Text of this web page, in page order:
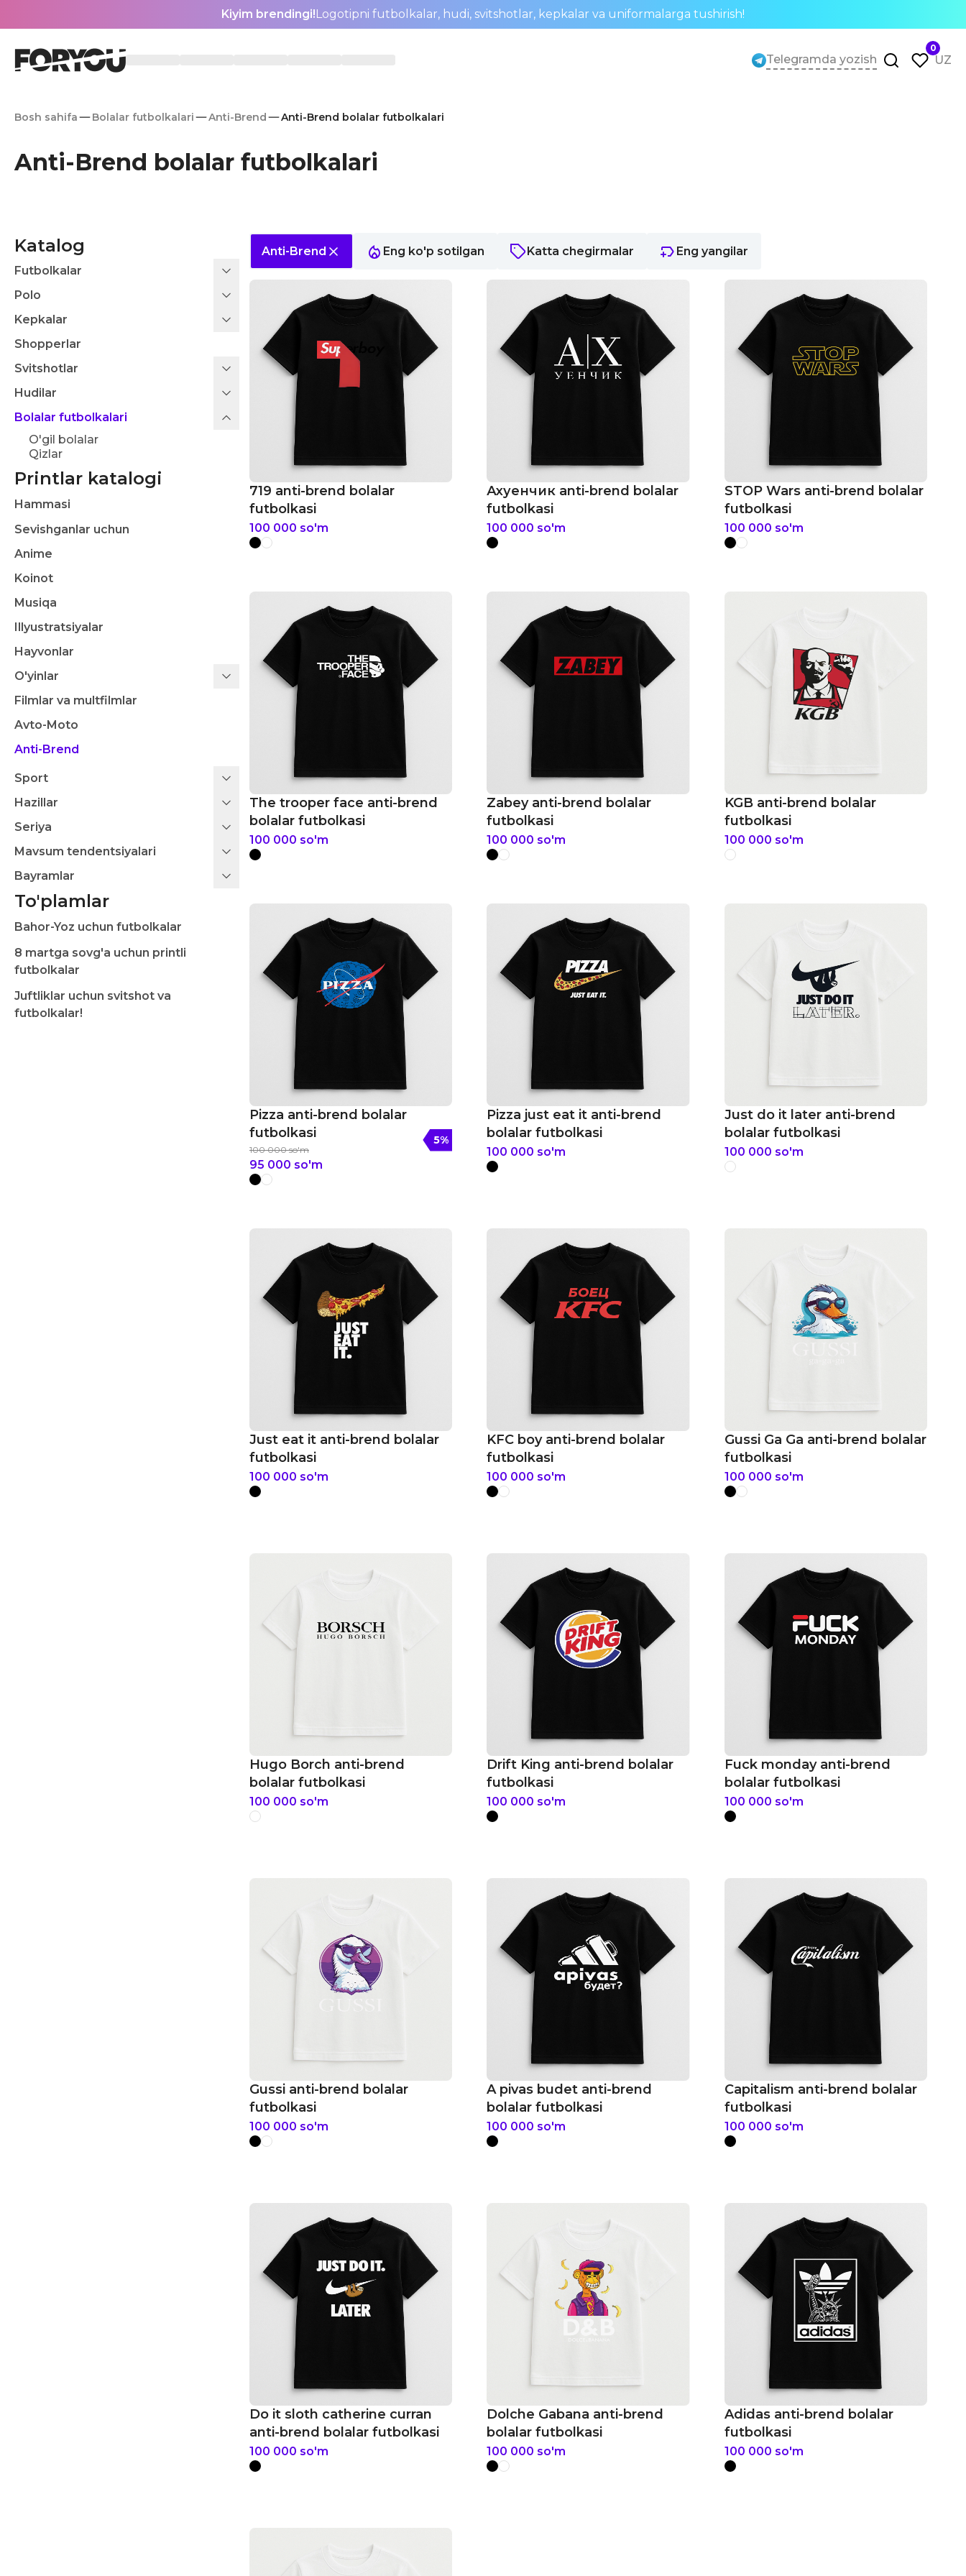
Kiyim brendingi!Logotipni futbolkalar, hudi, svitshotlar, kepkalar va uniformalarga tushirish!
Telegramda yozish
0
UZ
Bosh sahifa Bolalar futbolkalari Anti-Brend Anti-Brend bolalar futbolkalari
Anti-Brend bolalar futbolkalari
Katalog
Futbolkalar
Polo
Kepkalar
Shopperlar
Svitshotlar
Hudilar
Bolalar futbolkalari
O'gil bolalar
Qizlar
Printlar katalogi
Hammasi
Sevishganlar uchun
Anime
Koinot
Musiqa
Illyustratsiyalar
Hayvonlar
O'yinlar
Filmlar va multfilmlar
Avto-Moto
Anti-Brend
Sport
Hazillar
Seriya
Mavsum tendentsiyalari
Bayramlar
To'plamlar
Bahor-Yoz uchun futbolkalar
8 martga sovg'a uchun printli
futbolkalar
Juftliklar uchun svitshot va
futbolkalar!
Anti-Brend Eng ko'p sotilgan Katta chegirmalar Eng yangilar
719 anti-brend bolalar
futbolkasi
100 000 so'm
Ахуенчик anti-brend bolalar
futbolkasi
100 000 so'm
STOP Wars anti-brend bolalar
futbolkasi
100 000 so'm
The trooper face anti-brend
bolalar futbolkasi
100 000 so'm
Zabey anti-brend bolalar
futbolkasi
100 000 so'm
KGB anti-brend bolalar
futbolkasi
100 000 so'm
Pizza anti-brend bolalar
futbolkasi
100 000 so'm
95 000 so'm
5%
Pizza just eat it anti-brend
bolalar futbolkasi
100 000 so'm
Just do it later anti-brend
bolalar futbolkasi
100 000 so'm
Just eat it anti-brend bolalar
futbolkasi
100 000 so'm
KFC boy anti-brend bolalar
futbolkasi
100 000 so'm
Gussi Ga Ga anti-brend bolalar
futbolkasi
100 000 so'm
Hugo Borch anti-brend
bolalar futbolkasi
100 000 so'm
Drift King anti-brend bolalar
futbolkasi
100 000 so'm
Fuck monday anti-brend
bolalar futbolkasi
100 000 so'm
Gussi anti-brend bolalar
futbolkasi
100 000 so'm
A pivas budet anti-brend
bolalar futbolkasi
100 000 so'm
Capitalism anti-brend bolalar
futbolkasi
100 000 so'm
Do it sloth catherine curran
anti-brend bolalar futbolkasi
100 000 so'm
Dolche Gabana anti-brend
bolalar futbolkasi
100 000 so'm
Adidas anti-brend bolalar
futbolkasi
100 000 so'm